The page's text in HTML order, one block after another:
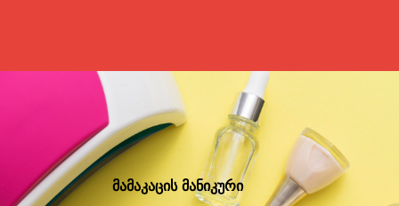
მამაკაცის მანიკური